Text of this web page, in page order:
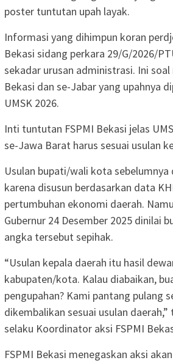
poster tuntutan upah layak.
Informasi yang dihimpun koran
Bekasi sidang perkara 29/G/2026/
sekadar urusan administrasi. Ini soal
Bekasi dan se-Jabar yang upahnya
UMSK 2026.
Inti tuntutan FSPMI Bekasi jelas
se-Jawa Barat harus sesuai usulan
Usulan bupati/wali kota
karena disusun berdasarkan data
pertumbuhan ekonomi daerah.
Gubernur 24 Desember 2025 dinilai
angka tersebut sepihak.
“Usulan kepala daerah itu hasil
kabupaten/kota. Kalau diabaikan,
pengupahan? Kami pantang pulang
dikembalikan sesuai usulan
selaku Koordinator aksi FSPMI
FSPMI Bekasi menegaskan aksi